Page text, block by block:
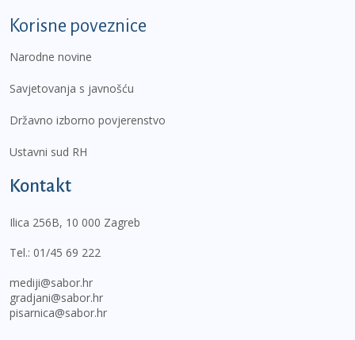
Korisne poveznice
Narodne novine
Savjetovanja s javnošću
Državno izborno povjerenstvo
Ustavni sud RH
Kontakt
Ilica 256B, 10 000 Zagreb
Tel.: 01/45 69 222
mediji@sabor.hr
gradjani@sabor.hr
pisarnica@sabor.hr